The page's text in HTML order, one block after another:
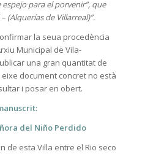
para el porvenir”, que
(Alquerías de Villarreal)”.
la seua procedència
Municipal de Vila-
una gran quantitat de
eixe document concret no està
i posar en obert.
del Niño Perdido
de esta Villa entre el Rio seco